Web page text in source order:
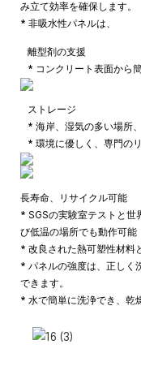
み立て効率を確保します。
* 非吸水性パネルは、
離型剤の支援
* コンクリート表面から
長寿命、リサイクル可能
* SGSの実験室テストと世
び低温の場所でも動作可能
* 改良された熱可塑性材料
* パネルの強度は、正しく
できます。
* 水で簡単に洗浄でき、乾
ストレージ
* 海岸、湿気の多い場所
* 環境に優しく、専門の